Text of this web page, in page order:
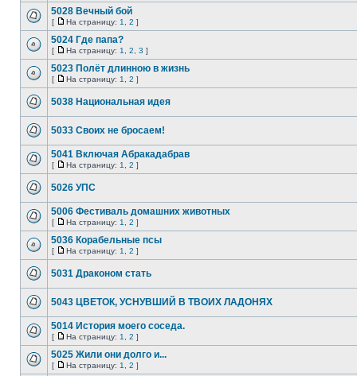
5028 Вечный бой
[ На страницу: 1 2 ]
5024 Где папа?
[ На страницу: 1 2 3 ]
5023 Полёт длинною в жизнь
[ На страницу: 1 2 ]
5038 Национальная идея
5033 Своих не бросаем!
5041 Включая Абракадабрав
[ На страницу: 1 2 ]
5026 УПС
5006 Фестиваль домашних животных
[ На страницу: 1 2 ]
5036 Корабельные псы
[ На страницу: 1 2 ]
5031 Драконом стать
5043 ЦВЕТОК, УСНУВШИЙ В ТВОИХ ЛАДОНЯХ
5014 История моего соседа.
[ На страницу: 1 2 ]
5025 Жили они долго и...
[ На страницу: 1 2 ]